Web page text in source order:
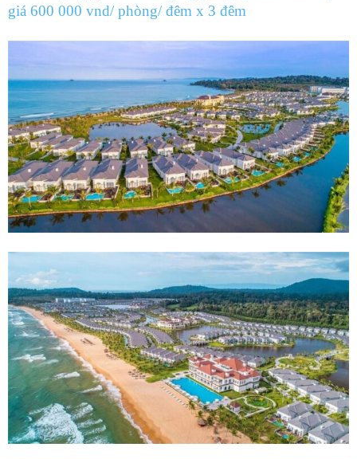
giá 600 000 vnd/ phòng/ đêm x 3 đêm